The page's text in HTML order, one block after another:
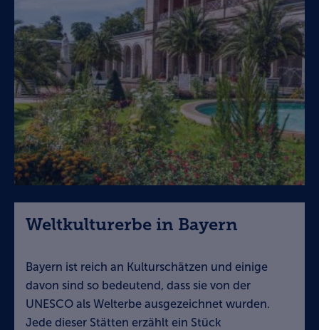
Weltkulturerbe in Bayern
Bayern ist reich an Kulturschätzen und einige
davon sind so bedeutend, dass sie von der
UNESCO als Welterbe ausgezeichnet wurden.
Jede dieser Stätten erzählt ein Stück